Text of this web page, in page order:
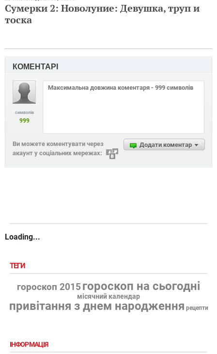
Сумерки 2: Новолуние: Девушка, труп и
тоска
КОМЕНТАРІ
символів
999
Додати коментар
Ви можете коментувати через
акаунт у соціальних мережах:
Loading...
ТЕГИ
гороскоп 2015 гороскоп на сьогодні
місячний календар
привітання з днем народження рецепти
ІНФОРМАЦІЯ